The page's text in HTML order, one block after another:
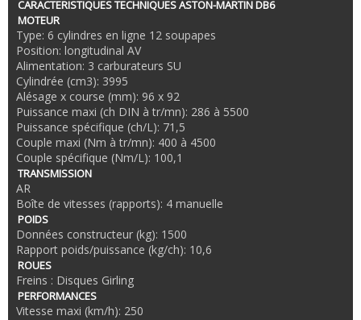
CARACTERISTIQUES TECHNIQUES ASTON-MARTIN DB6
MOTEUR
Type: 6 cylindres en ligne 12 soupapes
Position: longitudinal AV
Alimentation: 3 carburateurs SU
Cylindrée (cm3): 3995
Alésage x course (mm): 96 x 92
Puissance maxi (ch DIN à tr/mn): 286 à 5500
Puissance spécifique (ch/L): 71,5
Couple maxi (Nm à tr/mn): 400 à 4500
Couple spécifique (Nm/L): 100,1
TRANSMISSION
AR
Boîte de vitesses (rapports): 4 manuelle
POIDS
Données constructeur (kg): 1500
Rapport poids/puissance (kg/ch): 10,6
ROUES
Freins : Disques Girling
PERFORMANCES
Vitesse maxi (km/h): 250